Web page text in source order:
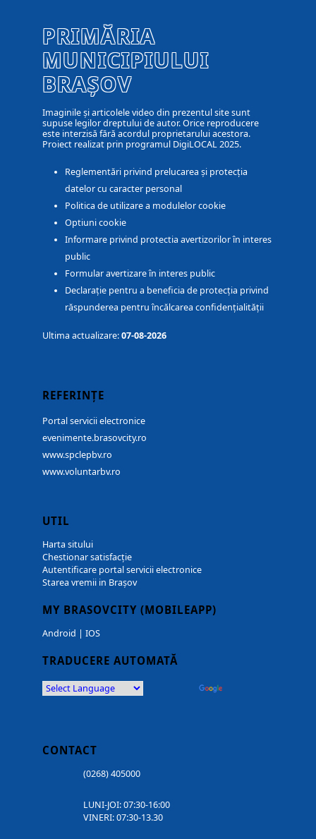
PRIMĂRIA
MUNICIPIULUI
BRAȘOV
Imaginile și articolele video din prezentul site sunt
supuse legilor dreptului de autor. Orice reproducere
este interzisă fără acordul proprietarului acestora.
Proiect realizat prin programul DigiLOCAL 2025.
Reglementări privind prelucarea și protecția
datelor cu caracter personal
Politica de utilizare a modulelor cookie
Optiuni cookie
Informare privind protectia avertizorilor în interes
public
Formular avertizare în interes public
Declarație pentru a beneficia de protecția privind
răspunderea pentru încălcarea confidențialității
Ultima actualizare:07-08-2026
REFERINȚE
Portal servicii electronice
evenimente.brasovcity.ro
www.spclepbv.ro
www.voluntarbv.ro
UTIL
Harta sitului
Chestionar satisfacție
Autentificare portal servicii electronice
Starea vremii in Brașov
MY BRASOVCITY (MOBILEAPP)
Android | IOS
TRADUCERE AUTOMATĂ
CONTACT
(0268) 405000
LUNI-JOI: 07:30-16:00
VINERI: 07:30-13.30